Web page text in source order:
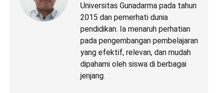
Universitas Gunadarma pada tahun
2015 dan pemerhati dunia
pendidikan. Ia menaruh perhatian
pada pengembangan pembelajaran
yang efektif, relevan, dan mudah
dipahami oleh siswa di berbagai
jenjang.